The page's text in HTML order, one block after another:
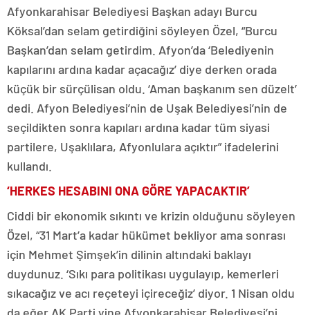
Afyonkarahisar Belediyesi Başkan adayı Burcu
Köksal’dan selam getirdiğini söyleyen Özel, “Burcu
Başkan’dan selam getirdim. Afyon’da ‘Belediyenin
kapılarını ardına kadar açacağız’ diye derken orada
küçük bir sürçülisan oldu. ‘Aman başkanım sen düzelt’
dedi. Afyon Belediyesi’nin de Uşak Belediyesi’nin de
seçildikten sonra kapıları ardına kadar tüm siyasi
partilere, Uşaklılara, Afyonlulara açıktır” ifadelerini
kullandı.
‘HERKES HESABINI ONA GÖRE YAPACAKTIR’
Ciddi bir ekonomik sıkıntı ve krizin olduğunu söyleyen
Özel, “31 Mart’a kadar hükümet bekliyor ama sonrası
için Mehmet Şimşek’in dilinin altındaki baklayı
duydunuz. ‘Sıkı para politikası uygulayıp, kemerleri
sıkacağız ve acı reçeteyi içireceğiz’ diyor. 1 Nisan oldu